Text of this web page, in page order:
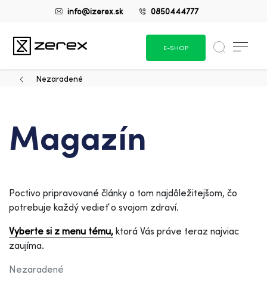
info@izerex.sk 0850444777
E-SHOP
Nezaradené
Magazín
Poctivo pripravované články o tom najdôležitejšom, čo
potrebuje každý vedieť o svojom zdraví.
Vyberte si z menu tému, ktorá Vás práve teraz najviac
zaujíma.
Nezaradené